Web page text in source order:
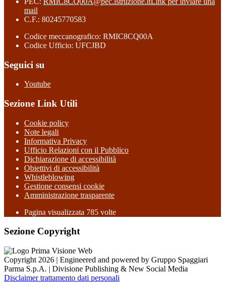
mail
C.F.: 80245770583
Codice meccanografico: RMIC8CQ00A
Codice Ufficio: UFCJBD
Seguici su
Youtube
Sezione Link Utili
Cookie policy
Note legali
Informativa Privacy
Ufficio Relazioni con il Pubblico
Dichiarazione di accessibilità
Obiettivi di accessibilità
Whistleblowing
Gestione consensi cookie
Amministrazione trasparente
Pagina visualizzata 785 volte
Sezione Copyright
Copyright 2026 | Engineered and powered by Gruppo Spaggiari
Parma S.p.A. | Divisione Publishing & New Social Media
Disclaimer trattamento dati personali